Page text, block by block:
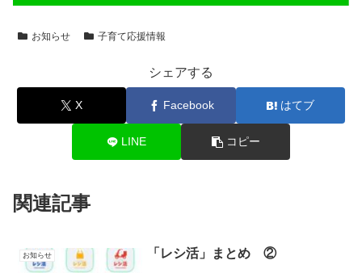
お知らせ 子育て応援情報
シェアする
X Facebook はてブ
LINE コピー
関連記事
お知らせ 「レシ活」まとめ ②